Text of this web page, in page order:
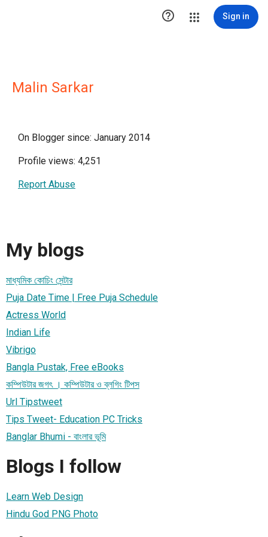
 Sign in
Malin Sarkar
On Blogger since: January 2014
Profile views: 4,251
Report Abuse
My blogs
মাধ্যমিক কোচিং সেন্টার
Puja Date Time | Free Puja Schedule
Actress World
Indian Life
Vibrigo
Bangla Pustak, Free eBooks
কম্পিউটার জগৎ । কম্পিউটার ও ব্লগিং টিপস
Url Tipstweet
Tips Tweet- Education PC Tricks
Banglar Bhumi - বাংলার ভূমি
Blogs I follow
Learn Web Design
Hindu God PNG Photo